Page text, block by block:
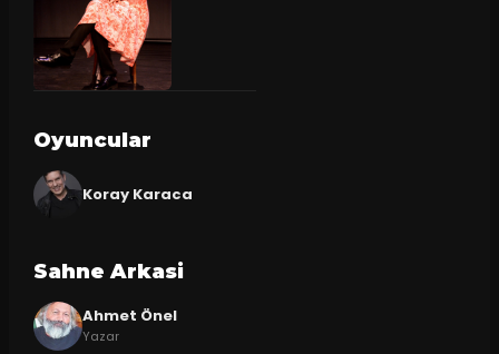
Oyuncular
Koray Karaca
Sahne Arkasi
Ahmet Önel
Yazar